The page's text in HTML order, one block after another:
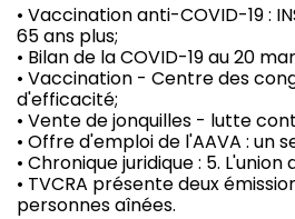
• Vaccination anti-COVID-19 :
65 ans plus;
• Bilan de la COVID-19 au 20
• Vaccination - Centre des
d'efficacité;
• Vente de jonquilles - lutte
• Offre d'emploi de l'AAVA : un
• Chronique juridique : 5. L'union
• TVCRA présente deux
personnes aînées.